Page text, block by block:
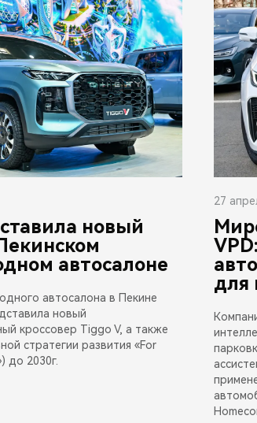
новый
автосалоне
автосалона в Пекине
новый
кроссовер Tiggo V, а также
стратегии развития «For
до 2030г.
27
для